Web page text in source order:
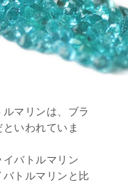
マリンは、ブラ
いわれていま
バトルマリン
トルマリンと比